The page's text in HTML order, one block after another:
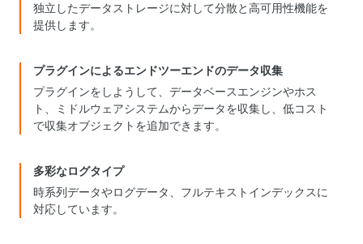
独立したデータストレージに対して分散と高可用性機能を
提供します。
プラグインによるエンドツーエンドのデータ収集
プラグインをしようして、データベースエンジンやホス
ト、ミドルウェアシステムからデータを収集し、低コスト
で収集オブジェクトを追加できます。
多彩なログタイプ
時系列データやログデータ、フルテキストインデックスに
対応しています。